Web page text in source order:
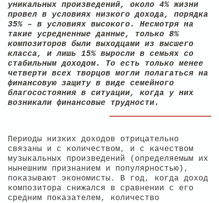
уникальных произведений, около 4% жизни
провел в условиях низкого дохода, порядка
35% – в условиях высокого. Несмотря на
такие усредненные данные, только 8%
композиторов были выходцами из высшего
класса, и лишь 15% выросли в семьях со
стабильным доходом. То есть только менее
четверти всех творцов могли полагаться на
финансовую защиту в виде семейного
благосостояния в ситуации, когда у них
возникали финансовые трудности.
Периоды низких доходов отрицательно
связаны и с количеством, и с качеством
музыкальных произведений (определяемым их
нынешним признанием и популярностью),
показывают экономисты. В год, когда доход
композитора снижался в сравнении с его
средним показателем, количество